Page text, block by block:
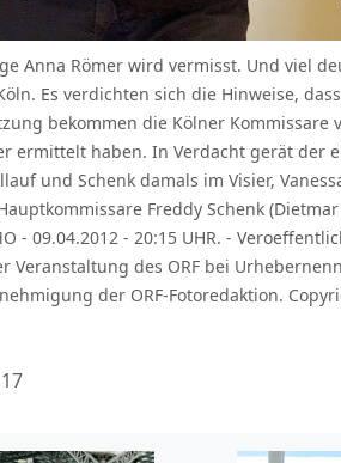
Anna Römer wird vermisst. Und viel
Es verdichten sich die Hinweise,
bekommen die Kölner Kommissare
ermittelt haben. In Verdacht gerät der
und Schenk damals im Visier,
Freddy Schenk
- 09.04.2012 - 20:15 UHR. -
des ORF bei
der ORF-Fotoredaktion.